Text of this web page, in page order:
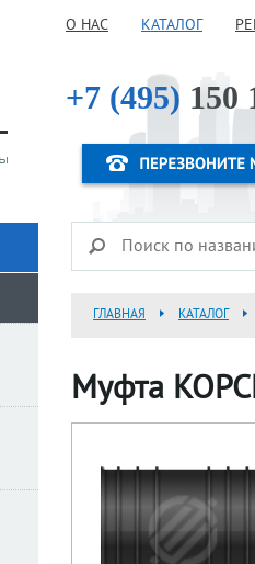
О НАС КАТАЛОГ
+7 (495) 150
ГЛАВНАЯ КАТАЛОГ
Муфта